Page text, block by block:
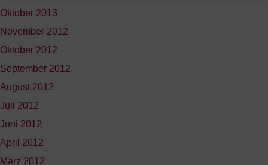
Oktober 2013
November 2012
Oktober 2012
September 2012
August 2012
Juli 2012
Juni 2012
April 2012
März 2012